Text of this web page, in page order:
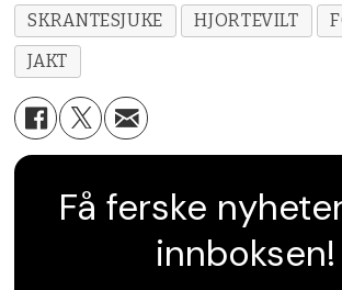
SKRANTESJUKE HJORTEVILT
JAKT
Få ferske
innboksen!